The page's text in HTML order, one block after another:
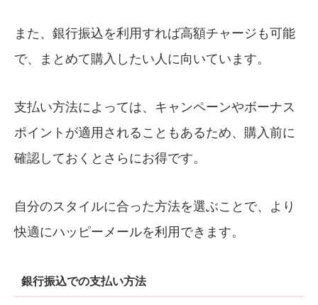
また、銀行振込を利用すれば高額チャージも可能
で、まとめて購入したい人に向いています。
支払い方法によっては、キャンペーンやボーナス
ポイントが適用されることもあるため、購入前に
確認しておくとさらにお得です。
自分のスタイルに合った方法を選ぶことで、より
快適にハッピーメールを利用できます。
銀行振込での支払い方法